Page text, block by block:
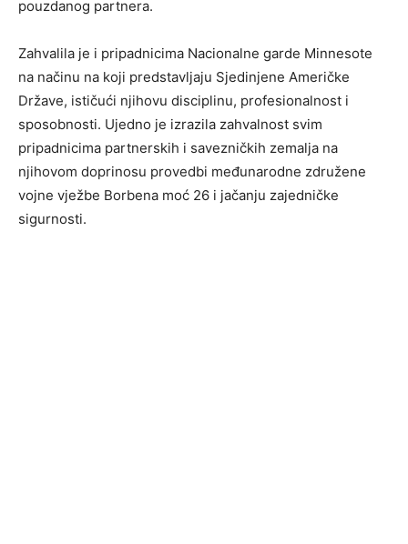
pouzdanog partnera.
Zahvalila je i pripadnicima Nacionalne garde Minnesote
na načinu na koji predstavljaju Sjedinjene Američke
Države, ističući njihovu disciplinu, profesionalnost i
sposobnosti. Ujedno je izrazila zahvalnost svim
pripadnicima partnerskih i savezničkih zemalja na
njihovom doprinosu provedbi međunarodne združene
vojne vježbe Borbena moć 26 i jačanju zajedničke
sigurnosti.